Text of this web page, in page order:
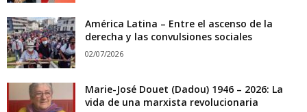
América Latina – Entre el ascenso de la
derecha y las convulsiones sociales
02/07/2026
Marie-José Douet (Dadou) 1946 – 2026: La
vida de una marxista revolucionaria